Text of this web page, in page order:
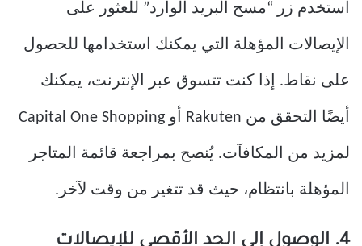
استخدم زر “مسح البريد الوارد” للعثور على
الإيصالات المؤهلة التي يمكنك استخدامها للحصول
على نقاط. إذا كنت تتسوق عبر الإنترنت، يمكنك
أيضًا التحقق من Rakuten أو Capital One Shopping
لمزيد من المكافآت. يُنصح بمراجعة قائمة المتاجر
المؤهلة بانتظام، حيث قد تتغير من وقت لآخر.